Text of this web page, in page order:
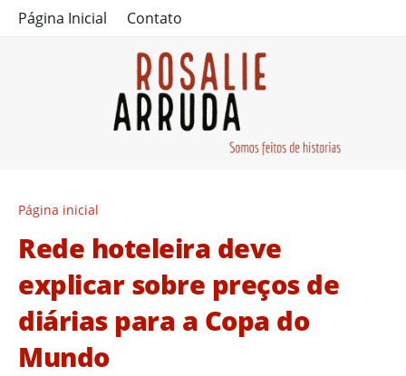
Página Inicial Contato
Página inicial
Rede hoteleira deve
explicar sobre preços de
diárias para a Copa do
Mundo